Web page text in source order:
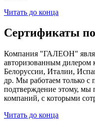
Читать до конца
Сертификаты
Компания "ГАЛЕОН"
авторизованным
Белоруссии, Италии,
др. Мы работаем только
подтверждение этому, мы
компаний, с которыми
Читать до конца